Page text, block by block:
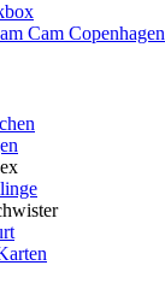
Cam Copenhagen